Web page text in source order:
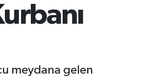
meydana gelen